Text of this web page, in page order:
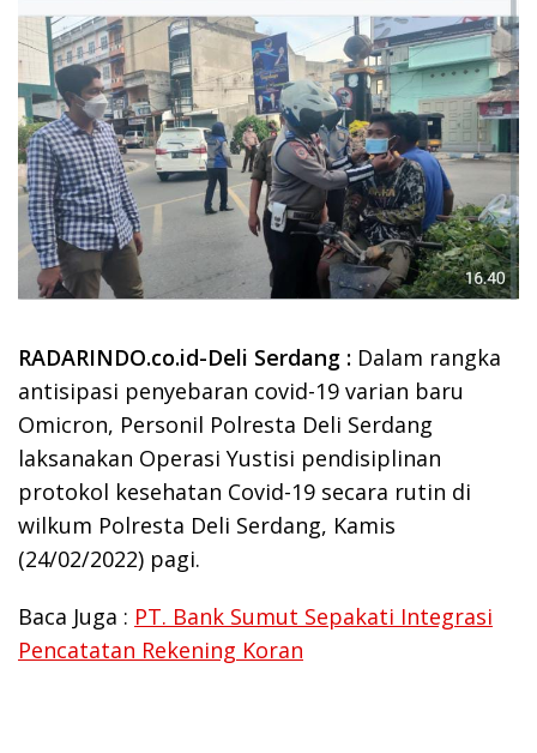
RADARINDO.co.id-Deli Serdang : Dalam rangka
antisipasi penyebaran covid-19 varian baru
Omicron, Personil Polresta Deli Serdang
laksanakan Operasi Yustisi pendisiplinan
protokol kesehatan Covid-19 secara rutin di
wilkum Polresta Deli Serdang, Kamis
(24/02/2022) pagi.
Baca Juga : PT. Bank Sumut Sepakati Integrasi
Pencatatan Rekening Koran